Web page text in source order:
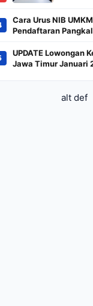
Indeks
Cara Urus NIB
Pendaftaran
Kilogram
UPDATE Lowongan
Jawa Timur Januari
alt def